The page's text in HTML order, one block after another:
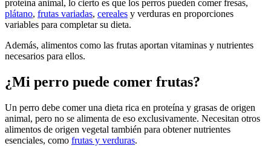
proteína animal, lo cierto es que los perros pueden comer fresas,
plátano, frutas variadas, cereales y verduras en proporciones
variables para completar su dieta.
Además, alimentos como las frutas aportan vitaminas y nutrientes
necesarios para ellos.
¿Mi perro puede comer frutas?
Un perro debe comer una dieta rica en proteína y grasas de origen
animal, pero no se alimenta de eso exclusivamente. Necesitan otros
alimentos de origen vegetal también para obtener nutrientes
esenciales, como frutas y verduras.